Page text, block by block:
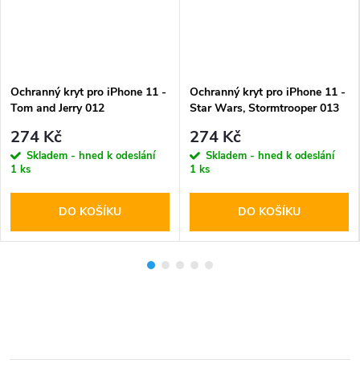
Ochranný kryt pro iPhone 11 -
Tom and Jerry 012
274 Kč
Skladem - hned k odeslání
1 ks
DO KOŠÍKU
Ochranný kryt pro iPhone 11 -
Star Wars, Stormtrooper 013
274 Kč
Skladem - hned k odeslání
1 ks
DO KOŠÍKU